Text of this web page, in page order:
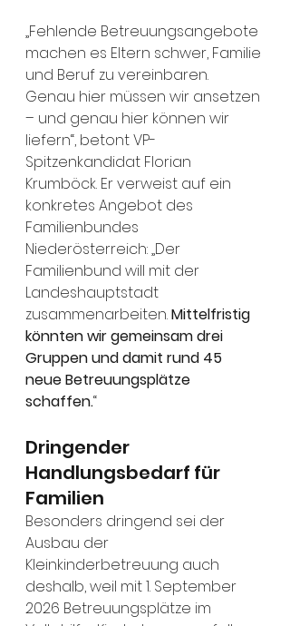
„Fehlende Betreuungsangebote
machen es Eltern schwer, Familie
und Beruf zu vereinbaren.
Genau hier müssen wir ansetzen
– und genau hier können wir
liefern“, betont VP-
Spitzenkandidat Florian
Krumböck. Er verweist auf ein
konkretes Angebot des
Familienbundes
Niederösterreich: „Der
Familienbund will mit der
Landeshauptstadt
zusammenarbeiten. Mittelfristig
könnten wir gemeinsam drei
Gruppen und damit rund 45
neue Betreuungsplätze
schaffen.“
Dringender
Handlungsbedarf für
Familien
Besonders dringend sei der
Ausbau der
Kleinkinderbetreuung auch
deshalb, weil mit 1. September
2026 Betreuungsplätze im